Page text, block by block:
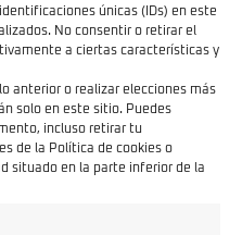
únicas (IDs) en este
No consentir o retirar el
a ciertas características y
anterior o realizar elecciones más
solo en este sitio. Puedes
incluso retirar tu
de la Política de cookies o
situado en la parte inferior de la
de frenos con discos de
de frenada